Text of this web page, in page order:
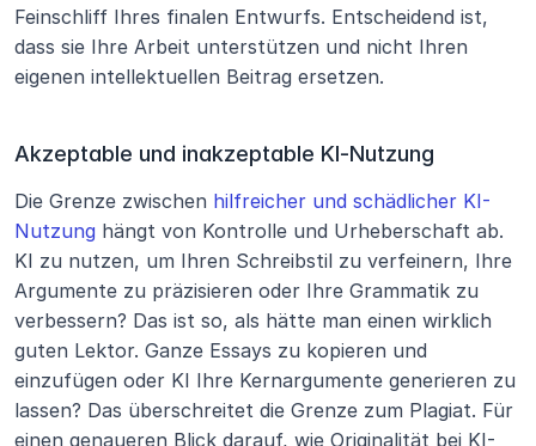
Feinschliff Ihres finalen Entwurfs. Entscheidend ist,
dass sie Ihre Arbeit unterstützen und nicht Ihren
eigenen intellektuellen Beitrag ersetzen.
Akzeptable und inakzeptable KI-Nutzung
Die Grenze zwischen hilfreicher und schädlicher KI-
Nutzung hängt von Kontrolle und Urheberschaft ab.
KI zu nutzen, um Ihren Schreibstil zu verfeinern, Ihre
Argumente zu präzisieren oder Ihre Grammatik zu
verbessern? Das ist so, als hätte man einen wirklich
guten Lektor. Ganze Essays zu kopieren und
einzufügen oder KI Ihre Kernargumente generieren zu
lassen? Das überschreitet die Grenze zum Plagiat. Für
einen genaueren Blick darauf, wie Originalität bei KI-